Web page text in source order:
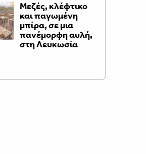
Μεζές, κλέφτικο
και παγωμένη
μπίρα, σε μια
πανέμορφη αυλή,
στη Λευκωσία